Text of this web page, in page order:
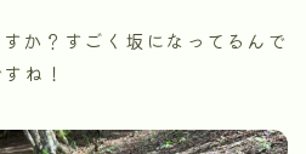
か？すごく坂になってるんで
ね！